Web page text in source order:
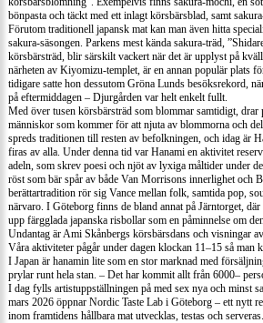
bönpasta och täckt med ett inlagt körsbärsblad, samt
Förutom traditionell japansk mat kan man även hitta
sakura-säsongen. Parkens mest kända sakura-träd,
körsbärsträd, blir särskilt vackert när det är upplyst på
närheten av Kiyomizu-templet, är en annan populär plats
tidigare satte hon dessutom Gröna Lunds besöksrekord,
på eftermiddagen – Djurgården var helt enkelt fullt.
Med över tusen körsbärsträd som blommar samtidigt, drar
människor som kommer för att njuta av blommorna och
spreds traditionen till resten av befolkningen, och idag är
firas av alla. Under denna tid var Hanami en aktivitet
adeln, som skrev poesi och njöt av lyxiga måltider under
röst som bär spår av både Van Morrisons innerlighet och
berättartradition rör sig Vance mellan folk, samtida pop,
närvaro. I Göteborg finns de bland annat på Järntorget,
upp färgglada japanska risbollar som en påminnelse om
Undantag är Ami Skånbergs körsbärsdans och visningar
Våra aktiviteter pågår under dagen klockan 11–15 så man
I Japan är hanamin lite som en stor marknad med
prylar runt hela stan. – Det har kommit allt från 6000–
I dag fylls artistuppställningen på med sex nya och minst
mars 2026 öppnar Nordic Taste Lab i Göteborg – ett nytt
inom framtidens hållbara mat utvecklas, testas och